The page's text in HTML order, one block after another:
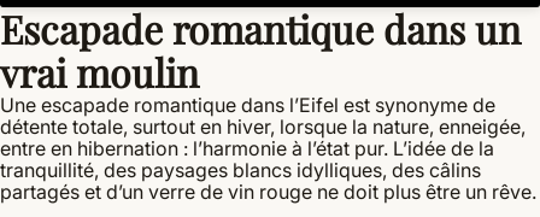
Escapade romantique dans un
vrai moulin
Une escapade romantique dans l’Eifel est synonyme de
détente totale, surtout en hiver, lorsque la nature, enneigée,
entre en hibernation : l’harmonie à l’état pur. L’idée de la
tranquillité, des paysages blancs idylliques, des câlins
partagés et d’un verre de vin rouge ne doit plus être un rêve.